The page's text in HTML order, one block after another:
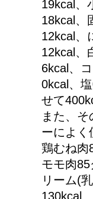
19kcal、
18kcal、
12kcal、
12kcal、
6kcal、
0kcal、
せて
また、そ
ーによく
鶏むね肉
モモ肉
リーム(
130kcal